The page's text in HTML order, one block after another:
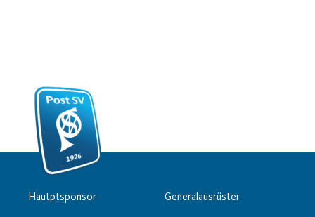
Hautptsponsor Generalausrüster